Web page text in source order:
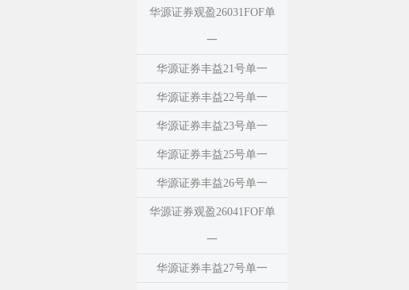
华源证券观盈26031FOF单
一
华源证券丰益21号单一
华源证券丰益22号单一
华源证券丰益23号单一
华源证券丰益25号单一
华源证券丰益26号单一
华源证券观盈26041FOF单
一
华源证券丰益27号单一